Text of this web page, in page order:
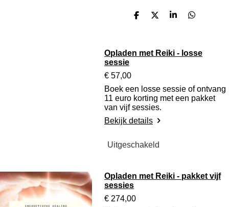
D
n
D
S
e
D
n
Opladen met Reiki - losse
sessie
€ 57,00
Boek een losse sessie of ontvang
11 euro korting met een pakket
van vijf sessies.
Bekijk details
Uitgeschakeld
Opladen met Reiki - pakket vijf
sessies
€ 274,00